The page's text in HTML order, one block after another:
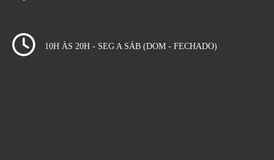
10H ÀS 20H - SEG A SÁB (DOM - FECHADO)